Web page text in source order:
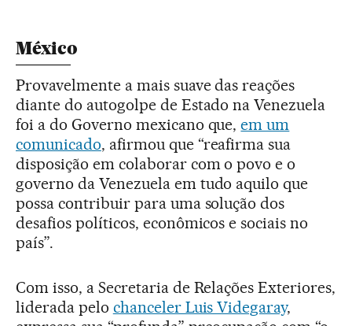
México
Provavelmente a mais suave das reações
diante do autogolpe de Estado na Venezuela
foi a do Governo mexicano que,em um
comunicado, afirmou que “reafirma sua
disposição em colaborar com o povo e o
governo da Venezuela em tudo aquilo que
possa contribuir para uma solução dos
desafios políticos, econômicos e sociais no
país”.
Com isso, a Secretaria de Relações Exteriores,
liderada pelo chanceler Luis Videgaray,